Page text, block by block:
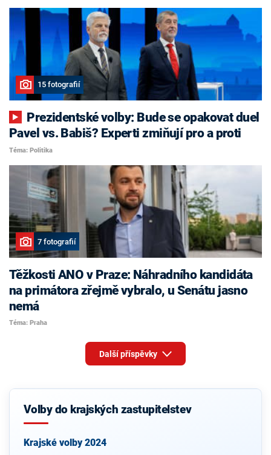
15 fotografií
Pavel vs. Babiš? Experti zmiňují pro a proti
Téma: Politika
7 fotografií
Těžkosti ANO v Praze: Náhradního kandidáta
na primátora zřejmě vybralo, u Senátu jasno
nemá
Téma: Praha
Další příspěvky
Volby do krajských zastupitelstev
Krajské volby 2024